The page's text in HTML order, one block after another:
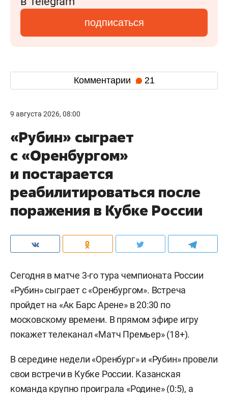
подписаться
Комментарии 21
9 августа 2026, 08:00
«Рубин» сыграет
с «Оренбургом»
и постарается
реабилитироваться после
поражения в Кубке России
Сегодня в матче 3-го тура чемпионата России
«Рубин» сыграет с «Оренбургом». Встреча
пройдет на «Ак Барс Арене» в 20:30 по
московскому времени. В прямом эфире игру
покажет телеканал «Матч Премьер» (18+).
В середине недели «Оренбург» и «Рубин» провели
свои встречи в Кубке России. Казанская
команда крупно проиграла «Родине» (0:5), а